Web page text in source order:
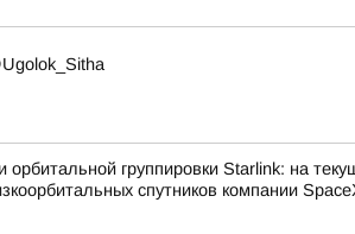
группировки Starlink: на
спутников компании